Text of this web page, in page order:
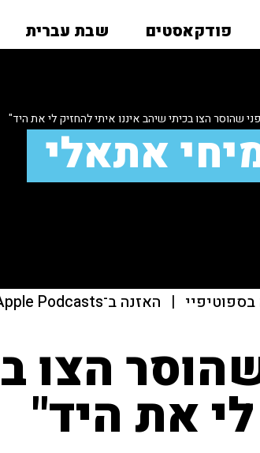
פודקאסטים שבת עברית
שהוסר הצו בכיתי שיהב איננו איתי להחזיק לי את היד"
אתאלי
| האזנה ב־Apple Podcasts
הצו
את היד"